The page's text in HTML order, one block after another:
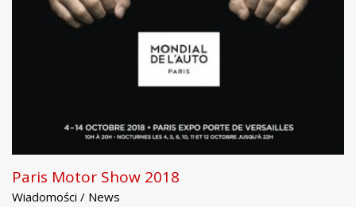
Paris Motor Show 2018
Wiadomości / News